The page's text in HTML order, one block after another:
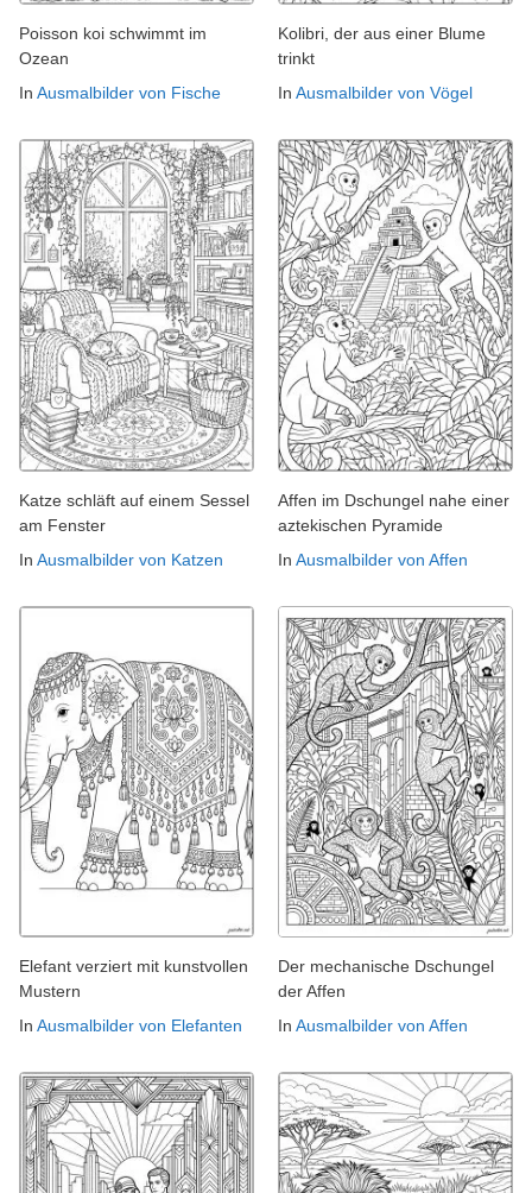
Poisson koi schwimmt im
Ozean
In Ausmalbilder von Fische
Kolibri, der aus einer Blume
trinkt
In Ausmalbilder von Vögel
Katze schläft auf einem Sessel
am Fenster
In Ausmalbilder von Katzen
Affen im Dschungel nahe einer
aztekischen Pyramide
In Ausmalbilder von Affen
Elefant verziert mit kunstvollen
Mustern
In Ausmalbilder von Elefanten
Der mechanische Dschungel
der Affen
In Ausmalbilder von Affen